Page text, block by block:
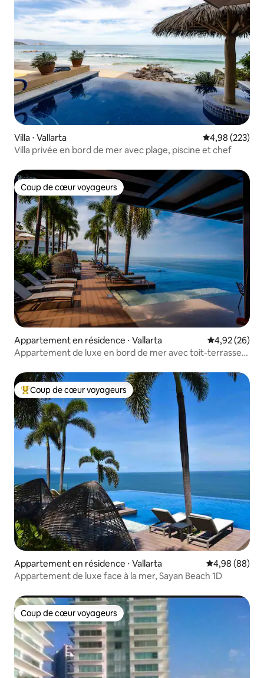
Villa ⋅ Vallarta Évaluation
4,98 (223)
Villa privée en bord de mer avec plage, piscine et chef
Coup de cœur voyageurs
Coup de cœur voyageurs
Appartement en résidence ⋅ Vallarta Évaluation
4,92 (26)
Appartement de luxe en bord de mer avec toit-terrasse,
Coups de cœur voyageurs les plus appréciés
Coup de cœur voyageurs
Appartement en résidence ⋅ Vallarta Évaluation
4,98 (88)
Appartement de luxe face à la mer, Sayan Beach 1D
Coup de cœur voyageurs
Coup de cœur voyageurs